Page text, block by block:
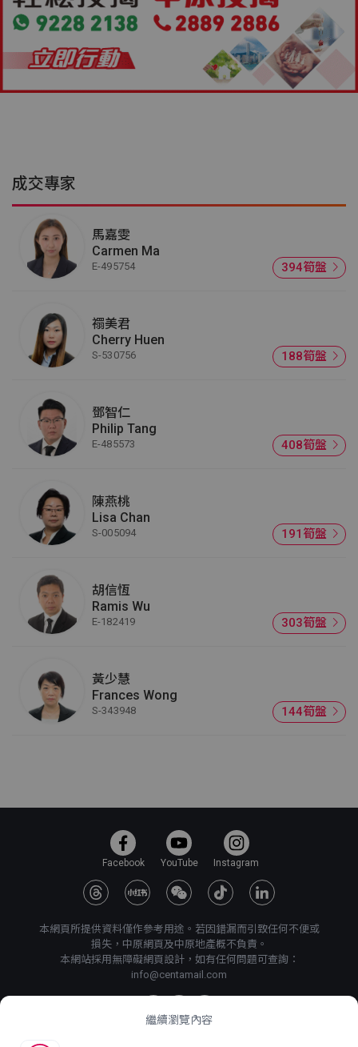
成交專家
馬嘉雯
Carmen Ma
E-495754 394筍盤
禤美君
Cherry Huen
S-530756 188筍盤
鄧智仁
Philip Tang
E-485573 408筍盤
陳燕桃
Lisa Chan
S-005094 191筍盤
胡信恆
Ramis Wu
E-182419 303筍盤
黃少慧
Frances Wong
S-343948 144筍盤
繼續瀏覽內容
Facebook YouTube Instagram
本網頁所提供資料僅作參考用途。若因錯漏而引致任何不便或
損失，中原網頁及中原地產概不負責。
本網站採用無障礙網頁設計，如有任何問題可查詢：
info@centamail.com